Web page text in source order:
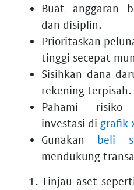
Buat anggaran
dan disiplin.
Prioritaskan
tinggi secepat
Sisihkan dana
rekening terpisah.
Pahami risiko
investasi di grafik
Gunakan beli
mendukung
Tinjau aset